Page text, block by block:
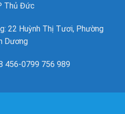
Thủ Đức
22 Huỳnh Thị Tươi, Phường
Dương
456-0799 756 989